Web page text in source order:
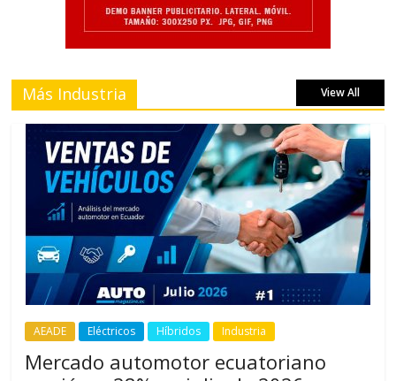
Más Industria View All
AEADE Eléctricos Híbridos Industria
Mercado automotor ecuatoriano